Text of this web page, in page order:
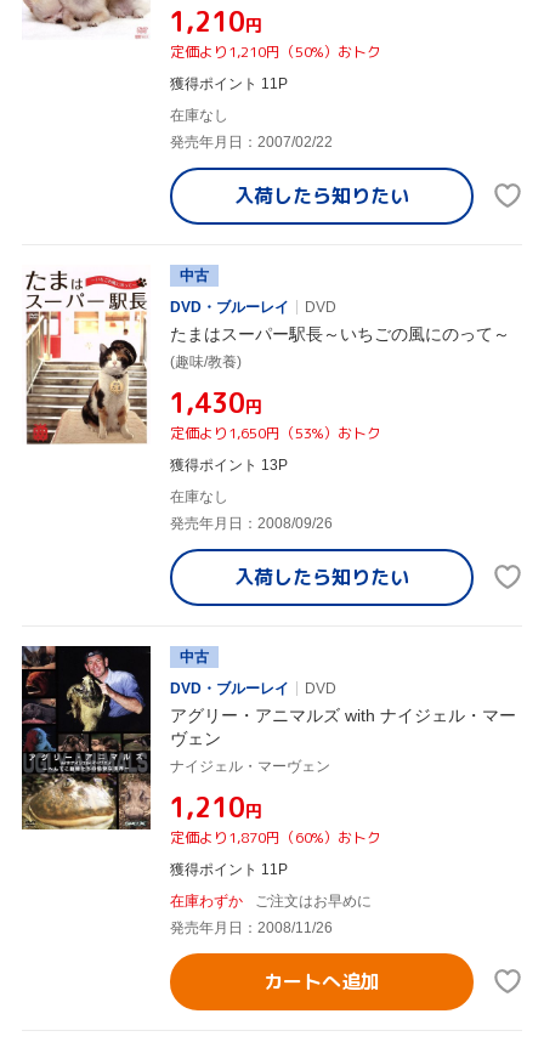
¥1,210円
定価より1,210円（50%）おトク
獲得ポイント 11P
在庫なし
発売年月日：2007/02/22
入荷したら知りたい
中古
DVD・ブルーレイ
DVD
たまはスーパー駅長～いちごの風にのって～
(趣味/教養)
¥1,430円
定価より1,650円（53%）おトク
獲得ポイント 13P
在庫なし
発売年月日：2008/09/26
入荷したら知りたい
中古
DVD・ブルーレイ
DVD
アグリー・アニマルズ with ナイジェル・マー
ヴェン
ナイジェル・マーヴェン
¥1,210円
定価より1,870円（60%）おトク
獲得ポイント 11P
在庫わずか
ご注文はお早めに
発売年月日：2008/11/26
カートへ追加